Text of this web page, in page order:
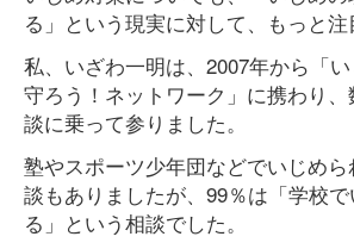
る」という現実に対して、もっと注
私、いざわ一明は、2007年から「
守ろう！ネットワーク」に携わり
談に乗って参りました。
塾やスポーツ少年団などでいじめ
談もありましたが、99％は「学校
る」という相談でした。